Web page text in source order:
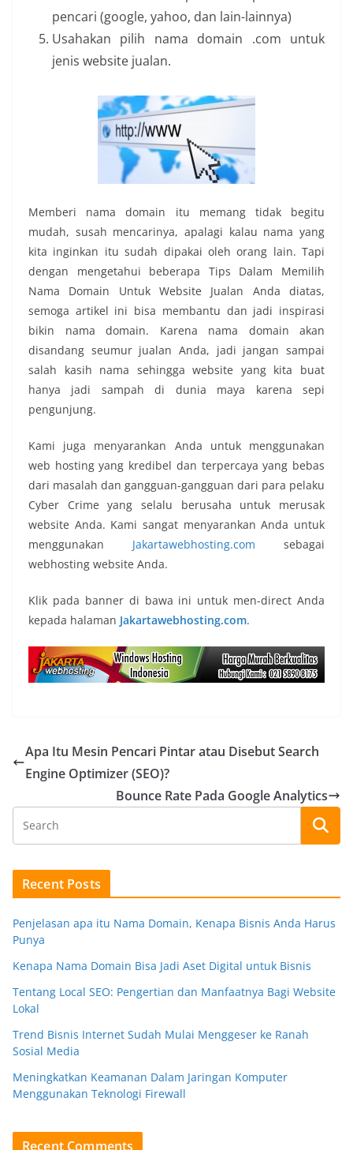
pencari (google, yahoo, dan lain-lainnya)
Usahakan pilih nama domain .com untuk
jenis website jualan.
Memberi nama domain itu memang tidak begitu
mudah, susah mencarinya, apalagi kalau nama yang
kita inginkan itu sudah dipakai oleh orang lain. Tapi
dengan mengetahui beberapa Tips Dalam Memilih
Nama Domain Untuk Website Jualan Anda diatas,
semoga artikel ini bisa membantu dan jadi inspirasi
bikin nama domain. Karena nama domain akan
disandang seumur jualan Anda, jadi jangan sampai
salah kasih nama sehingga website yang kita buat
hanya jadi sampah di dunia maya karena sepi
pengunjung.
Kami juga menyarankan Anda untuk menggunakan
web hosting yang kredibel dan terpercaya yang bebas
dari masalah dan gangguan-gangguan dari para pelaku
Cyber Crime yang selalu berusaha untuk merusak
website Anda. Kami sangat menyarankan Anda untuk
menggunakan Jakartawebhosting.com sebagai
webhosting website Anda.
Klik pada banner di bawa ini untuk men-direct Anda
kepada halaman Jakartawebhosting.com.
Apa Itu Mesin Pencari Pintar atau Disebut Search
Engine Optimizer (SEO)?
Bounce Rate Pada Google Analytics
Recent Posts
Penjelasan apa itu Nama Domain, Kenapa Bisnis Anda Harus
Punya
Kenapa Nama Domain Bisa Jadi Aset Digital untuk Bisnis
Tentang Local SEO: Pengertian dan Manfaatnya Bagi Website
Lokal
Trend Bisnis Internet Sudah Mulai Menggeser ke Ranah
Sosial Media
Meningkatkan Keamanan Dalam Jaringan Komputer
Menggunakan Teknologi Firewall
Recent Comments